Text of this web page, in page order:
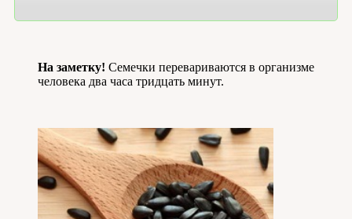
На заметку! Семечки перевариваются в организме
человека два часа тридцать минут.